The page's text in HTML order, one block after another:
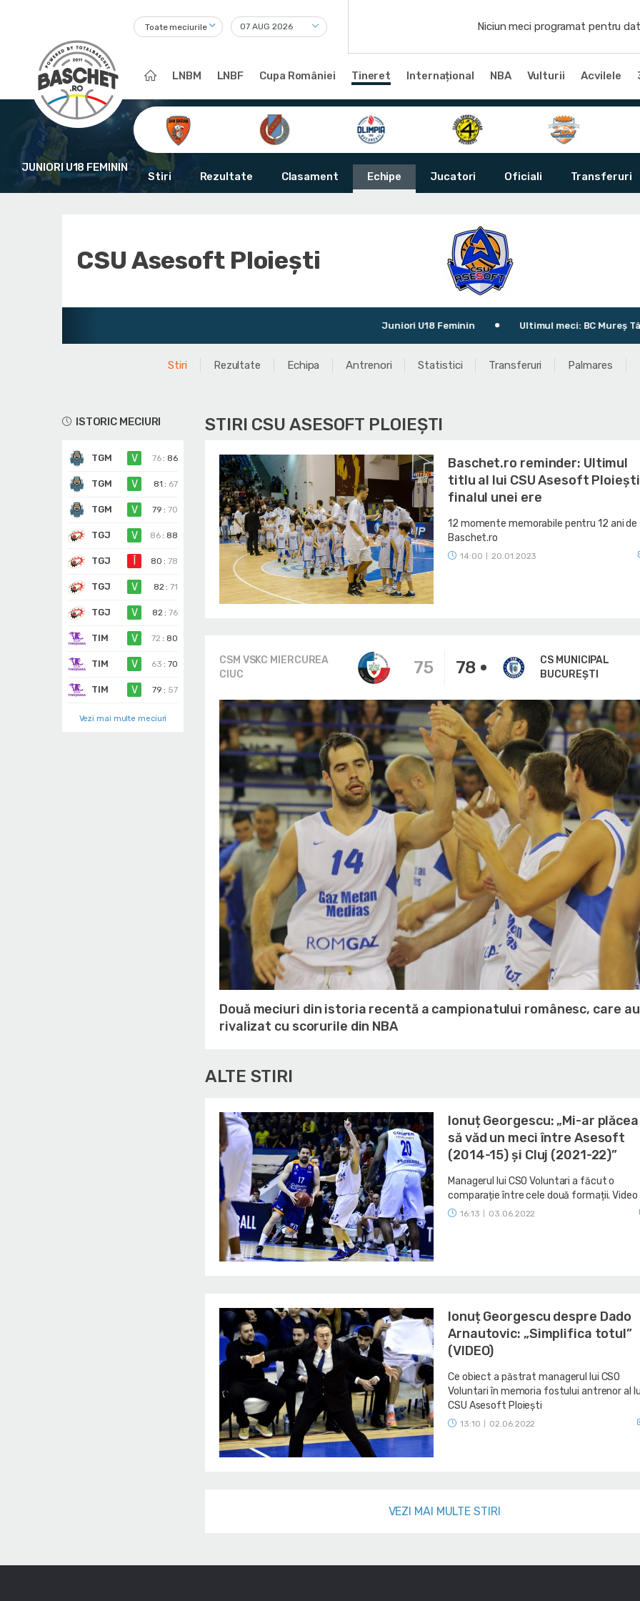
Toate meciurile Niciun meci programat pentru
LNBM LNBF Cupa României Tineret Internațional NBA Vulturii Acvilele
JUNIORI U18 FEMININ
Stiri Rezultate Clasament Echipe Jucatori Oficiali Transferuri
CSU Asesoft Ploiești
Juniori U18 Feminin Ultimul meci: BC Mureș Târgu Mureș 76 -
Stiri Rezultate Echipa Antrenori Statistici Transferuri Palmares
ISTORIC MECIURI
TGM V 76 : 86
TGM V 81 : 67
TGM V 79 :70
TGJ V 86 : 88
TGJ 80 :78
TGJ V 82 :71
TGJ V 82 :76
TIM V 72 : 80
TIM V 63 :70
TIM V 79 : 57
Vezi mai multe meciuri
STIRI CSU ASESOFT PLOIEȘTI
Baschet.ro reminder: Ultimul
titlu al lui CSU Asesoft
finalul unei ere
12 momente memorabile pentru 12 ani de
Baschet.ro
14:00 20.01.2023
CSM VSKC MIERCUREA
CIUC
75 78
CS MUNICIPAL
BUCUREȘTI
Două meciuri din istoria recentă a campionatului românesc, care au
rivalizat cu scorurile din NBA
ALTE STIRI
Ionuț Georgescu: „Mi-ar plăcea
să văd un meci între Asesoft
(2014-15) și Cluj (2021-22)”
Managerul lui CSO Voluntari a făcut o
comparație între cele două formații. Video
16:13 03.06.2022
Ionuț Georgescu despre Dado
Arnautovic: „Simplifica totul”
(VIDEO)
Ce obiect a păstrat managerul lui CSO
Voluntari în memoria fostului antrenor al
CSU Asesoft Ploiești
13:10 02.06.2022
VEZI MAI MULTE STIRI